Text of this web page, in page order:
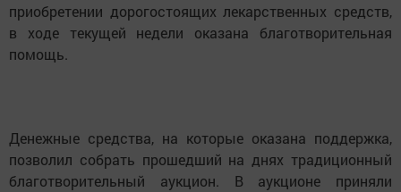
приобретении дорогостоящих лекарственных средств,
в ходе текущей недели оказана благотворительная
помощь.
Денежные средства, на которые оказана поддержка,
позволил собрать прошедший на днях традиционный
благотворительный аукцион. В аукционе приняли